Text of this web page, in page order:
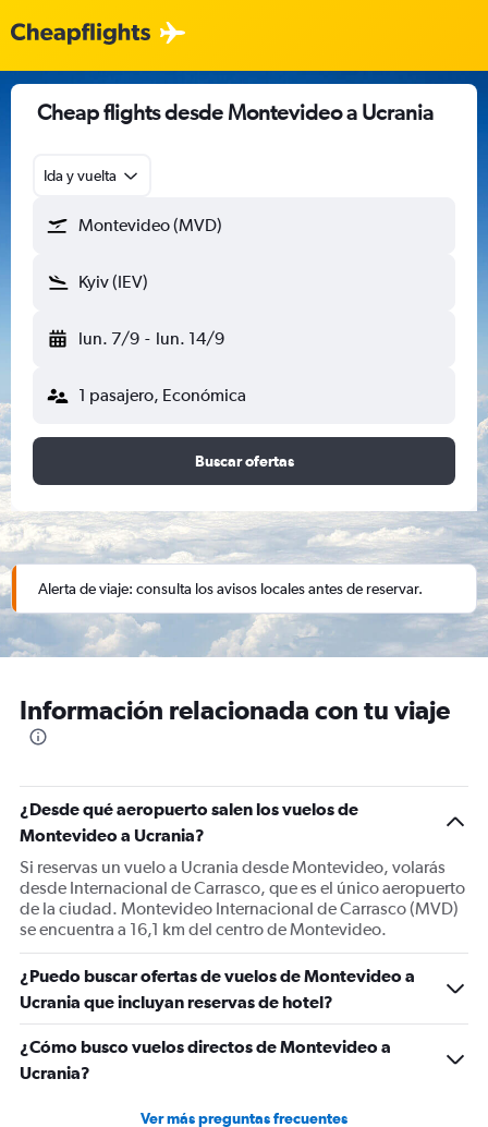
Cheap flights desde Montevideo a Ucrania
Ida y vuelta
Montevideo (MVD)
Kyiv (IEV)
lun. 7/9 - lun. 14/9
1 pasajero, Económica
Buscar ofertas
Alerta de viaje: consulta los avisos locales antes de reservar.
Información relacionada con tu viaje
¿Desde qué aeropuerto salen los vuelos de
Montevideo a Ucrania?
Si reservas un vuelo a Ucrania desde Montevideo, volarás
desde Internacional de Carrasco, que es el único aeropuerto
de la ciudad. Montevideo Internacional de Carrasco (MVD)
se encuentra a 16,1 km del centro de Montevideo.
¿Puedo buscar ofertas de vuelos de Montevideo a
Ucrania que incluyan reservas de hotel?
¿Cómo busco vuelos directos de Montevideo a
Ucrania?
Ver más preguntas frecuentes